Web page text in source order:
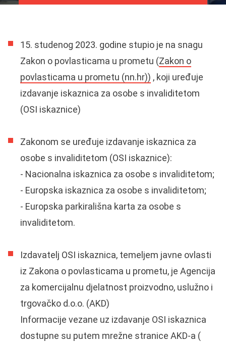
15. studenog 2023. godine stupio je na snagu
Zakon o povlasticama u prometu (Zakon o
povlasticama u prometu (nn.hr)) , koji uređuje
izdavanje iskaznica za osobe s invaliditetom
(OSI iskaznice)
Zakonom se uređuje izdavanje iskaznica za
osobe s invaliditetom (OSI iskaznice):
- Nacionalna iskaznica za osobe s invaliditetom;
- Europska iskaznica za osobe s invaliditetom;
- Europska parkirališna karta za osobe s
invaliditetom.
Izdavatelj OSI iskaznica, temeljem javne ovlasti
iz Zakona o povlasticama u prometu, je Agencija
za komercijalnu djelatnost proizvodno, uslužno i
trgovačko d.o.o. (AKD)
Informacije vezane uz izdavanje OSI iskaznica
dostupne su putem mrežne stranice AKD-a (